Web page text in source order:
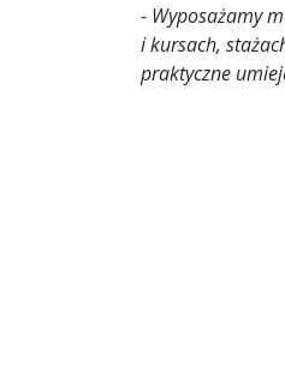
- Wyposażamy
i kursach,
praktyczne